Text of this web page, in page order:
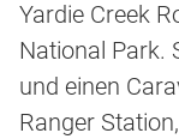
Yardie Creek
National Park.
und einen
Ranger